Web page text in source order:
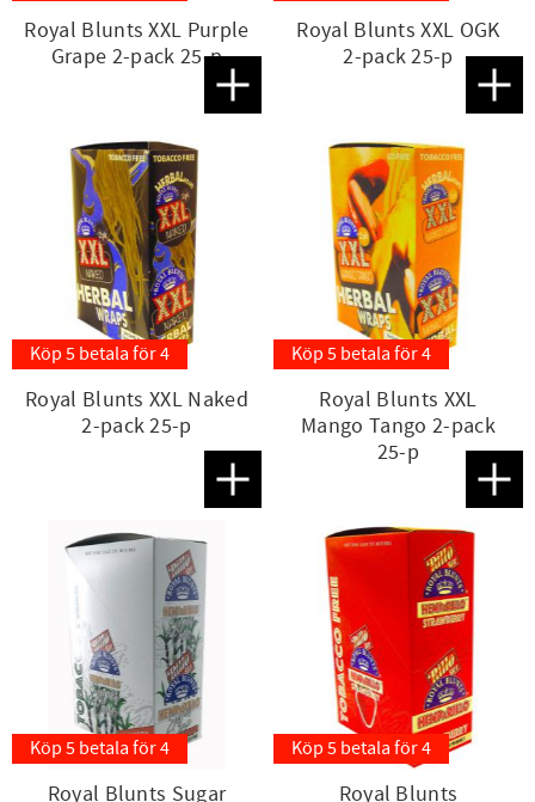
Royal Blunts XXL Purple
Grape 2-pack 25-p
Lägg till i favoriter
Royal Blunts XXL OGK
2-pack 25-p
Köp 5 betala för 4
Royal Blunts XXL Naked
2-pack 25-p
Lägg till i favoriter
Köp 5 betala för 4
Royal Blunts XXL
Mango Tango 2-pack
25-p
Köp 5 betala för 4
Royal Blunts Sugar
Köp 5 betala för 4
Royal Blunts